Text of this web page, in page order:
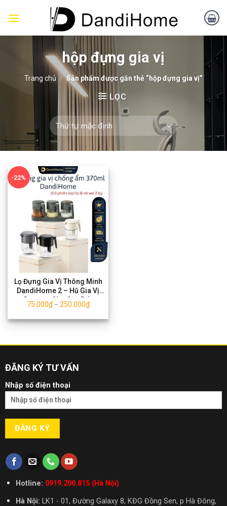
hộp đựng gia vị
Trang chủ / Sản phẩm được gắn thẻ “hộp đựng gia vị”
LỌC
-22%
Lọ Đựng Gia Vị Thông Minh
DandiHome 2 – Hũ Gia Vị
Gọn Đẹp Cho Căn Bếp
75.000₫– 250.000₫
ĐĂNG KÝ TƯ VẤN
Nhập số điện thoại
Hotline: 0919.200.815 (Hà Nội)
Hà Nội: LK1 - 01, Đường Galaxy 8, KĐG Đồng Sen, p Hà Đông,